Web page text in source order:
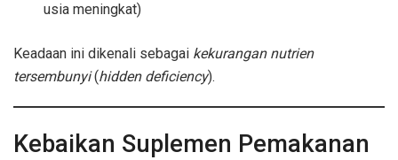
usia meningkat)
Keadaan ini dikenali sebagai kekurangan nutrien
tersembunyi(hidden deficiency).
Kebaikan Suplemen Pemakanan